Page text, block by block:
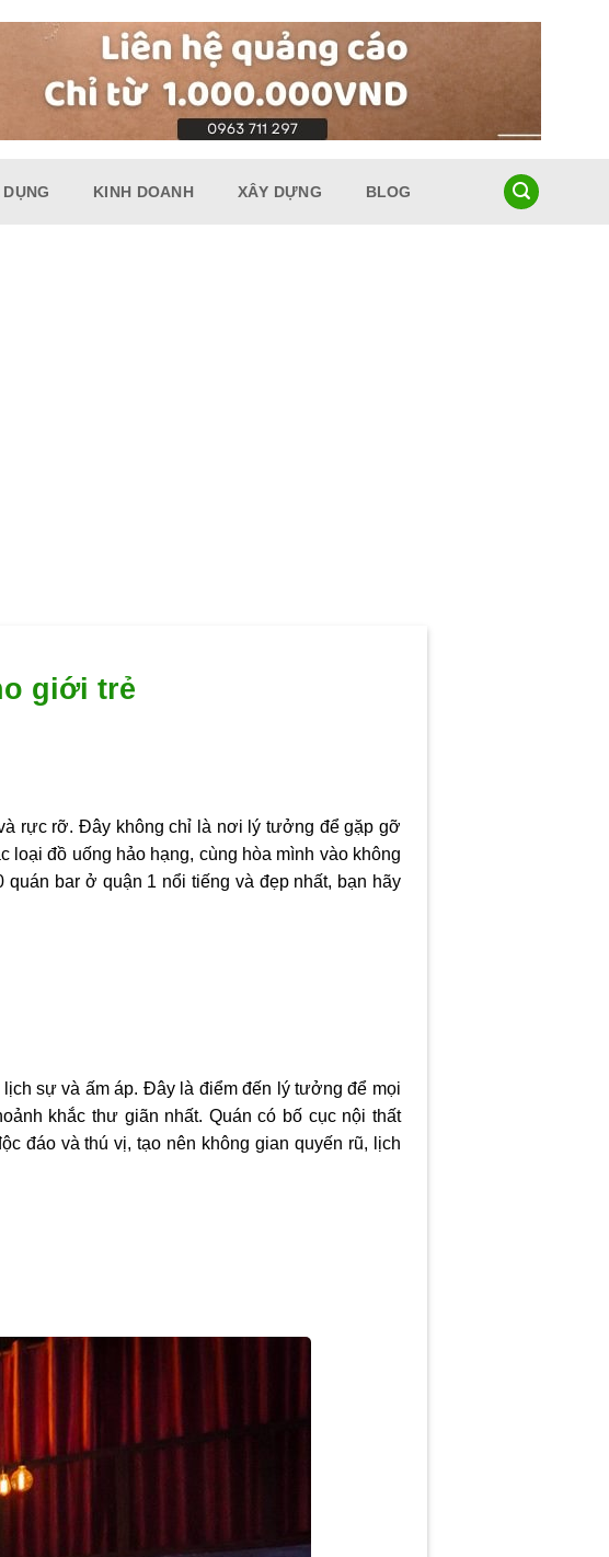
KINH DOANH XÂY DỰNG BLOG
giới trẻ
rực rỡ. Đây không chỉ là nơi lý tưởng để gặp gỡ
loại đồ uống hảo hạng, cùng hòa mình vào không
quán bar ở quận 1 nổi tiếng và đẹp nhất, bạn hãy
sự và ấm áp. Đây là điểm đến lý tưởng để mọi
khắc thư giãn nhất. Quán có bố cục nội thất
đáo và thú vị, tạo nên không gian quyến rũ, lịch